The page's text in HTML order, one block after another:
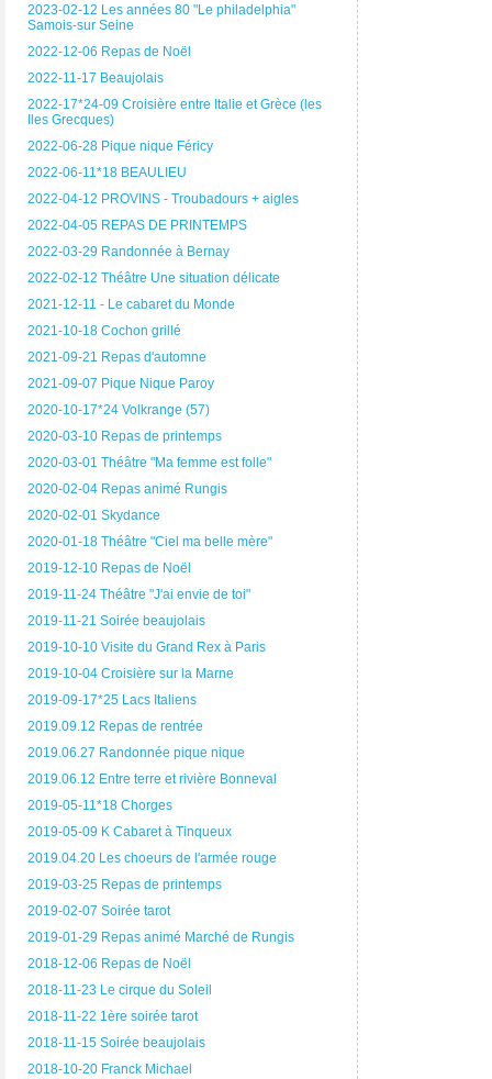
2023-02-12 Les années 80 "Le philadelphia"
Samois-sur Seine
2022-12-06 Repas de Noël
2022-11-17 Beaujolais
2022-17*24-09 Croisière entre Italie et Grèce (les
Iles Grecques)
2022-06-28 Pique nique Féricy
2022-06-11*18 BEAULIEU
2022-04-12 PROVINS - Troubadours + aigles
2022-04-05 REPAS DE PRINTEMPS
2022-03-29 Randonnée à Bernay
2022-02-12 Théâtre Une situation délicate
2021-12-11 - Le cabaret du Monde
2021-10-18 Cochon grillé
2021-09-21 Repas d'automne
2021-09-07 Pique Nique Paroy
2020-10-17*24 Volkrange (57)
2020-03-10 Repas de printemps
2020-03-01 Théâtre "Ma femme est folle"
2020-02-04 Repas animé Rungis
2020-02-01 Skydance
2020-01-18 Théâtre "Ciel ma belle mère"
2019-12-10 Repas de Noël
2019-11-24 Théâtre "J'ai envie de toi"
2019-11-21 Soirée beaujolais
2019-10-10 Visite du Grand Rex à Paris
2019-10-04 Croisière sur la Marne
2019-09-17*25 Lacs Italiens
2019.09.12 Repas de rentrée
2019.06.27 Randonnée pique nique
2019.06.12 Entre terre et rivière Bonneval
2019-05-11*18 Chorges
2019-05-09 K Cabaret à Tinqueux
2019.04.20 Les choeurs de l'armée rouge
2019-03-25 Repas de printemps
2019-02-07 Soirée tarot
2019-01-29 Repas animé Marché de Rungis
2018-12-06 Repas de Noël
2018-11-23 Le cirque du Soleil
2018-11-22 1ère soirée tarot
2018-11-15 Soirée beaujolais
2018-10-20 Franck Michael